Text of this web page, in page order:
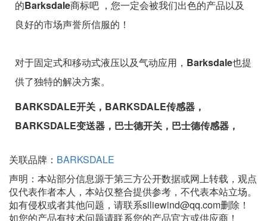
的Barksdale商标吧 ，您一定会被我们出色的产品以及
良好的市场声誉所信服的！
对于固定式和移动式液压以及气动应用， Barksdale也提
供了独特的解决方案。
BARKSDALE开关，BARKSDALE传感器，
BARKSDALE变送器，巴士德开关，巴士德传感器，
关联品牌： BARKSDALE
声明：本站部分信息源于第三方公开数据或网上转载，观点
仅代表作者本人，本站仅整合提供参考，不代表本站立场。
如有侵权或者其他问题，请联系siliewind@qq.com删除！
如您的产品有技术问题请联系您的产品官方或供应商！